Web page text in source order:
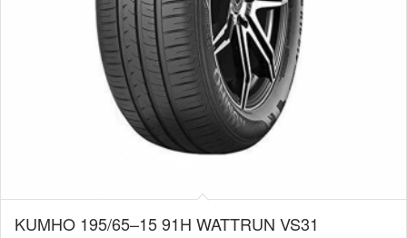
KUMHO 195/65–15 91H WATTRUN VS31